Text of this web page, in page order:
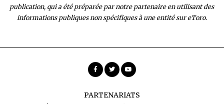
publication, qui a été préparée par notre partenaire en utilisant des
informations publiques non spécifiques à une entité sur eToro.
PARTENARIATS